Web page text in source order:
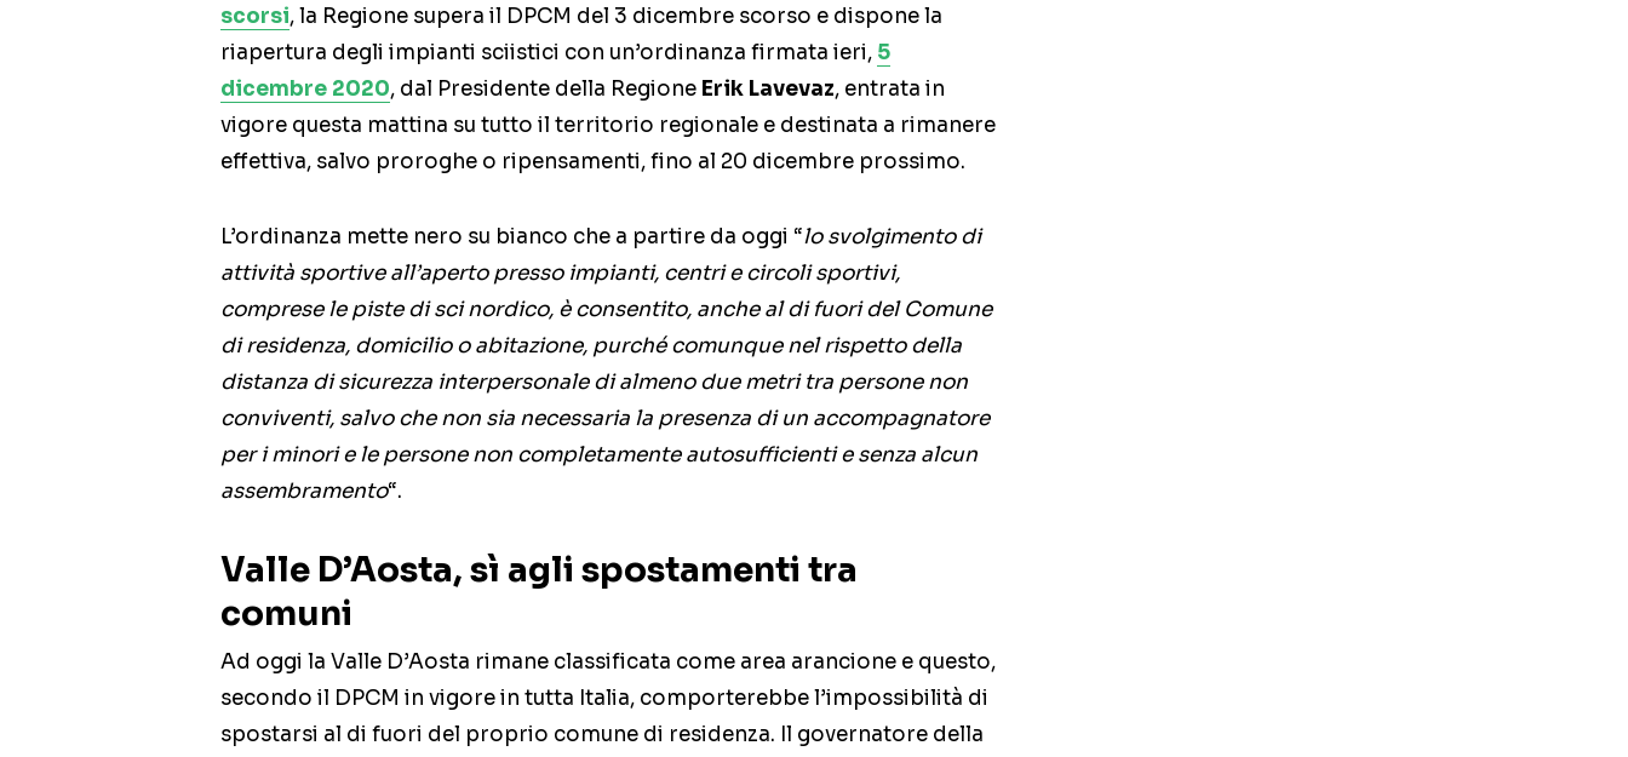
scorsi, la Regione supera il DPCM del 3 dicembre scorso e dispone la
riapertura degli impianti sciistici con un’ordinanza firmata ieri, 5
dicembre 2020, dal Presidente della Regione Erik Lavevaz, entrata in
vigore questa mattina su tutto il territorio regionale e destinata a rimanere
effettiva, salvo proroghe o ripensamenti, fino al 20 dicembre prossimo.
L’ordinanza mette nero su bianco che a partire da oggi “lo svolgimento di
attività sportive all’aperto presso impianti, centri e circoli sportivi,
comprese le piste di sci nordico, è consentito, anche al di fuori del Comune
di residenza, domicilio o abitazione, purché comunque nel rispetto della
distanza di sicurezza interpersonale di almeno due metri tra persone non
conviventi, salvo che non sia necessaria la presenza di un accompagnatore
per i minori e le persone non completamente autosufficienti e senza alcun
assembramento“.
Valle D’Aosta, sì agli spostamenti tra
comuni
Ad oggi la Valle D’Aosta rimane classificata come area arancione e questo,
secondo il DPCM in vigore in tutta Italia, comporterebbe l’impossibilità di
spostarsi al di fuori del proprio comune di residenza. Il governatore della